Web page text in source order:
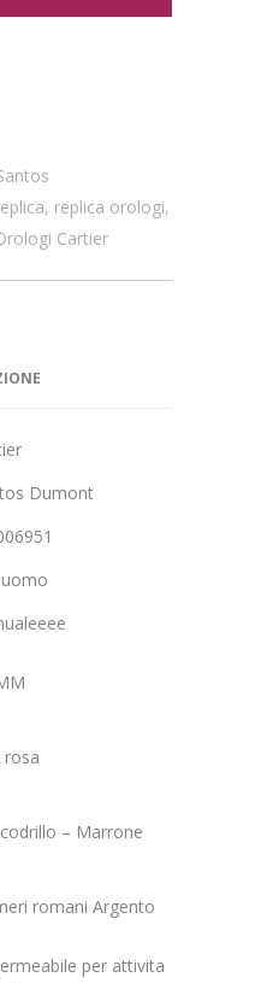
, replica orologi,
Cartier
Dumont
rosa
– Marrone
romani Argento
per attivita